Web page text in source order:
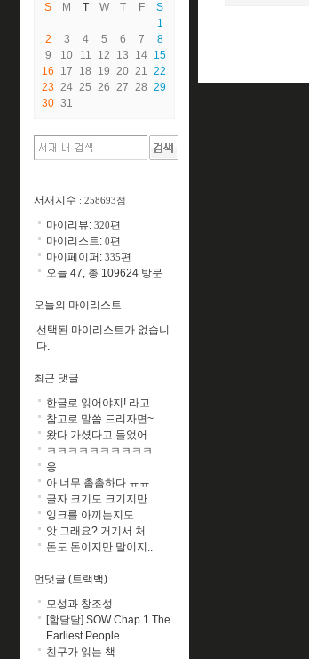
S
M T W T F
S
1
2
3 4 5 6 7
8
9
10 11 12 13 14 15
16
17 18 19 20 21 22
23 24 25 26 27 28 29
30 31
서재지수 : 258693점
마이리뷰: 320편
마이리스트: 0편
마이페이퍼: 335편
오늘 47, 총 109624 방문
오늘의 마이리스트
선택된 마이리스트가 없습니
다.
최근 댓글
한글로 읽어야지! 라고..
참고로 말씀 드리자면~..
왔다 가셨다고 들었어..
ㅋㅋㅋㅋㅋㅋㅋㅋㅋㅋ..
응
아 너무 촘촘하다 ㅠㅠ..
글자 크기도 크기지만 ..
잉크를 아끼는지도…..
앗 그래요? 거기서 처..
돈도 돈이지만 말이지..
먼댓글 (트랙백)
모성과 창조성
[함달달] SOW Chap.1 The
Earliest People
친구가 읽는 책